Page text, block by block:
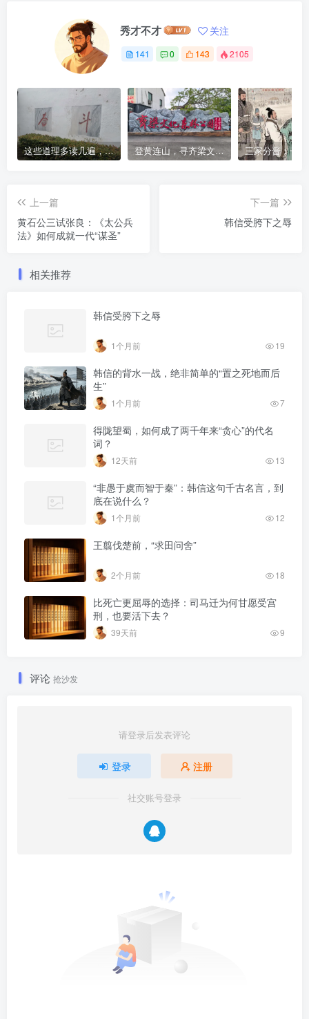
秀才不才 关注
141 0 143 2105
这些道理多读几遍，凡事豁然开朗 登黄连山，寻齐梁文化，这座免费森林公园藏着千年风雅与山野诗意
上一篇
黄石公三试张良：《太公兵
法》如何成就一代“谋圣”
下一篇
韩信受胯下之辱
相关推荐
韩信受胯下之辱
1个月前 19
韩信的背水一战，绝非简单的“置之死地而后
生”
1个月前 7
得陇望蜀，如何成了两千年来“贪心”的代名
词？
12天前 13
“非愚于虞而智于秦”：韩信这句千古名言，到
底在说什么？
1个月前 12
王翦伐楚前，“求田问舍”
2个月前 18
比死亡更屈辱的选择：司马迁为何甘愿受宫
刑，也要活下去？
39天前 9
评论 抢沙发
请登录后发表评论
登录 注册
社交账号登录